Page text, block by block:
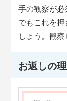
手の観察が必
でもこれを
しょう。観察
お返しの